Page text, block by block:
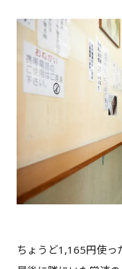
ちょうど1,165円使っ